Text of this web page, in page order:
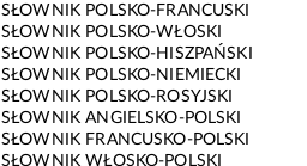
SŁOWNIK POLSKO-FRANCUSKI
SŁOWNIK POLSKO-WŁOSKI
SŁOWNIK POLSKO-HISZPAŃSKI
SŁOWNIK POLSKO-NIEMIECKI
SŁOWNIK POLSKO-ROSYJSKI
SŁOWNIK ANGIELSKO-POLSKI
SŁOWNIK FRANCUSKO-POLSKI
SŁOWNIK WŁOSKO-POLSKI